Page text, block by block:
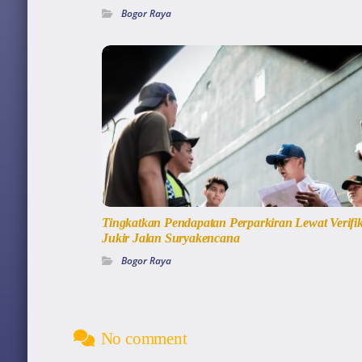
Bogor Raya
Tingkatkan Pendapatan Perparkiran Lewat
Jukir Jalan Suryakencana
Bogor Raya
No comment